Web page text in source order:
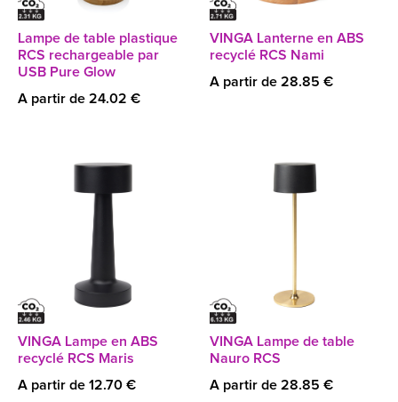
Lampe de table plastique
RCS rechargeable par
USB Pure Glow
A partir de 24.02 €
VINGA Lanterne en ABS
recyclé RCS Nami
A partir de 28.85 €
VINGA Lampe en ABS
recyclé RCS Maris
A partir de 12.70 €
VINGA Lampe de table
Nauro RCS
A partir de 28.85 €